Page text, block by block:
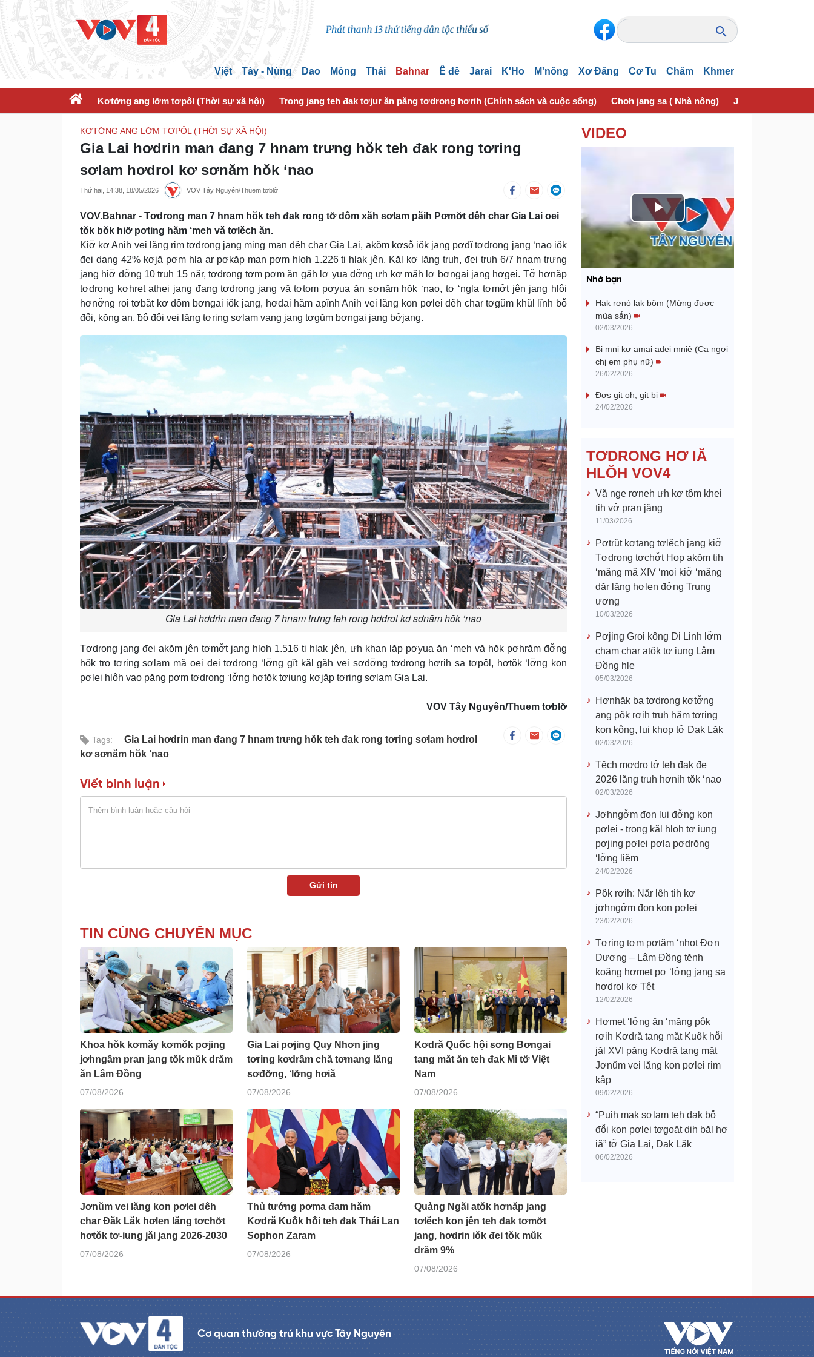
Việt Tày - Nùng Dao Mông Thái Bahnar Ê đê Jarai K'Ho M'nông Xơ Đăng Cơ Tu Chăm Khmer
Kơtơ̆ng ang lơ̆m tơpôl (Thời sự xã hội) Trong jang teh đak tơjur ăn păng tơdrong hơrih (Chính sách và cuộc sống) Choh jang sa ( Nhà nông) Jơhngơ̆m pran
KƠTƠ̆NG ANG LƠ̆M TƠPÔL (THỜI SỰ XÃ HỘI)
Gia Lai hơdrin man đang 7 hnam trưng hŏk teh đak rong tơring
sơlam hơdrol kơ sơnăm hŏk ‘nao
Thứ hai, 14:38, 18/05/2026 VOV Tây Nguyên/Thuem tơblơ̆
VOV.Bahnar - Tơdrong man 7 hnam hŏk teh đak rong tơ̆ dôm xăh sơlam păih Pơmơ̆t dêh char Gia Lai oei
tŏk bŏk hiơ̆ pơting hăm ‘meh vă tơlĕch ăn.
Kiơ̆ kơ Anih vei lăng rim tơdrong jang ming man dêh char Gia Lai, akŏm kơsô̆ iŏk jang pơđĭ tơdrong jang ‘nao iŏk
đei dang 42% kơjă pơm hla ar pơkăp man pơm hloh 1.226 ti hlak jên. Kăl kơ lăng truh, đei truh 6/7 hnam trưng
jang hiơ̆ đơ̆ng 10 truh 15 năr, tơdrong tơm pơm ăn găh lơ yua đơ̆ng ưh kơ măh lơ bơngai jang hơgei. Tơ̆ hơnăp
tơdrong kơhret athei jang đang tơdrong jang vă tơtom pơyua ăn sơnăm hŏk ‘nao, tơ ‘ngla tơmơ̆t jên jang hlôi
hơnơ̆ng roi tơbăt kơ dôm bơngai iŏk jang, hơdai hăm apĭnh Anih vei lăng kon pơlei dêh char tơgŭm khŭl lĭnh ƀô̆
đô̆i, kŏng an, ƀô̆ đô̆i vei lăng tơring sơlam vang jang tơgŭm bơngai jang bơ̆jang.
Gia Lai hơdrin man đang 7 hnam trưng teh rong hơdrol kơ sơnăm hŏk ‘nao
Tơdrong jang đei akŏm jên tơmơ̆t jang hloh 1.516 ti hlak jên, ưh khan lăp pơyua ăn ‘meh vă hŏk pơhrăm đơ̆ng
hŏk tro tơring sơlam mă oei đei tơdrong ‘lơ̆ng gĭt kăl găh vei sơđơ̆ng tơdrong hơrih sa tơpôl, hơtŏk ‘lơ̆ng kon
pơlei hlôh vao păng pơm tơdrong ‘lơ̆ng hơtŏk tơiung kơjăp tơring sơlam Gia Lai.
VOV Tây Nguyên/Thuem tơblơ̆
Tags:
Gia Lai hơdrin man đang 7 hnam trưng hŏk teh đak rong tơring sơlam hơdrol
kơ sơnăm hŏk ‘nao
Viết bình luận
TIN CÙNG CHUYÊN MỤC
Khoa hŏk kơmăy kơmŏk pơjing
jơhngâm pran jang tŏk mŭk drăm
ăn Lâm Đồng
07/08/2026
Gia Lai pơjing Quy Nhơn jing
tơring kơdrâm chă tơmang lăng
sơđơ̆ng, ‘lơ̆ng hơiă
07/08/2026
Kơdră Quốc hội sơng Bơngai
tang măt ăn teh đak Mi tơ̆ Việt
Nam
07/08/2026
Jơnŭm vei lăng kon pơlei dêh
char Đăk Lăk hơlen lăng tơchơ̆t
hơtŏk tơ-iung jăl jang 2026-2030
07/08/2026
Thủ tướng pơma đam hăm
Kơdră Kuô̆k hô̆i teh đak Thái Lan
Sophon Zaram
07/08/2026
Quảng Ngãi atŏk hơnăp jang
tơlĕch kon jên teh đak tơmơ̆t
jang, hơdrin iŏk đei tŏk mŭk
drăm 9%
07/08/2026
VIDEO
P
l
y
i
Nhớ bạn
Hak rơnó lak bôm (Mừng được
mùa sắn)
02/03/2026
Bi mni kơ amai adei mniê (Ca ngợi
chị em phụ nữ)
26/02/2026
Đơs git oh, git bi
24/02/2026
TƠDRONG HƠ IĂ
HLŎH VOV4
Vă nge rơneh ưh kơ tôm khei
tih vơ̆ pran jăng
11/03/2026
Pơtrŭt kơtang tơlĕch jang kiơ̆
Tơdrong tơchơ̆t Hop akŏm tih
‘măng mă XIV ‘moi kiơ̆ ‘măng
dăr lăng hơlen đơ̆ng Trung
ương
10/03/2026
Pơjing Groi kông Di Linh lơ̆m
cham char atŏk tơ iung Lâm
Đồng hle
05/03/2026
Hơnhăk ba tơdrong kơtơ̆ng
ang pôk rơih truh hăm tơring
kon kông, lui khop tơ̆ Dak Lăk
02/03/2026
Tĕch mơdro tơ̆ teh đak đe
2026 lăng truh hơnih tŏk ‘nao
02/03/2026
Jơhngơ̆m đon lui đơ̆ng kon
pơlei - trong kăl hloh tơ iung
pơjing pơlei pơla pơdrŏng
‘lơ̆ng liĕm
24/02/2026
Pôk rơih: Năr lêh tih kơ
jơhngơ̆m đon kon pơlei
23/02/2026
Tơring tơm pơtăm ‘nhot Đơn
Dương – Lâm Đồng tĕnh
koăng hơmet pơ ‘lơ̆ng jang sa
hơdrol kơ Têt
12/02/2026
Hơmet ‘lơ̆ng ăn ‘măng pôk
rơih Kơdră tang măt Kuôk hô̆i
jăl XVI păng Kơdră tang măt
Jơnŭm vei lăng kon pơlei rim
kâp
09/02/2026
“Puih mak sơlam teh đak ƀô̆
đô̆i kon pơlei tơgoăt dih băl hơ
iă” tơ̆ Gia Lai, Dak Lăk
06/02/2026
Cơ quan thường trú khu vực Tây Nguyên